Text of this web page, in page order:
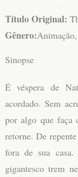
Título Original:
Gênero:
Sinopse
É véspera de
acordado. Sem
por algo que faça
retorne. De
fora de sua
gigantesco trem